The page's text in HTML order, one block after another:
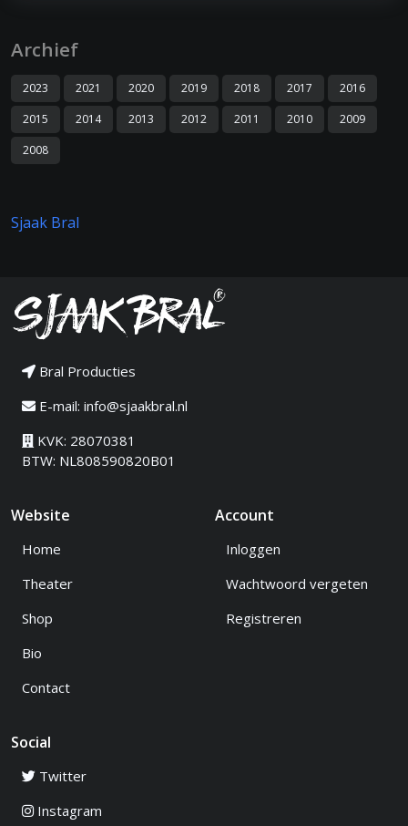
Archief
2023 2021 2020 2019 2018 2017
2016
2015
2014 2013 2012 2011 2010
2009
2008
Sjaak Bral
Bral Producties
E-mail: info@sjaakbral.nl
KVK: 28070381
BTW: NL808590820B01
Website
Home
Theater
Shop
Bio
Contact
Account
Inloggen
Wachtwoord vergeten
Registreren
Social
Twitter
Instagram